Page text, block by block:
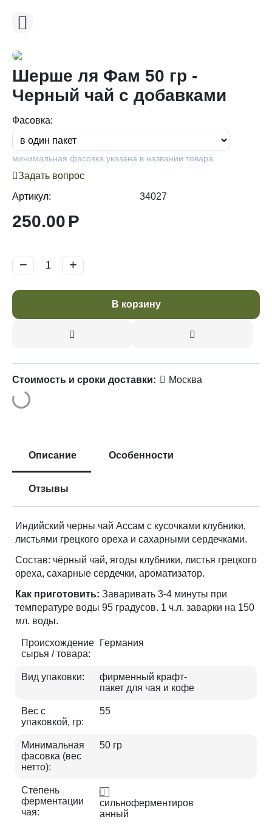
Шерше ля Фам 50 гр -
Черный чай с добавками
Фасовка:
минимальная фасовка указана в названии товара
Задать вопрос
Артикул:
34027
250.00Р
+
−
В корзину
Стоимость и сроки доставки: Москва
Описание Особенности
Отзывы
Индийский черны чай Ассам с кусочками клубники,
листьями грецкого ореха и сахарными сердечками.
Состав: чёрный чай, ягоды клубники, листья грецкого
ореха, сахарные сердечки, ароматизатор.
Как приготовить: Заваривать 3-4 минуты при
температуре воды 95 градусов. 1 ч.л. заварки на 150
мл. воды.
Происхождение
сырья / товара:
Германия
Вид упаковки:
фирменный крафт-
пакет для чая и кофе
Вес с
упаковкой, гр:
55
Минимальная
фасовка (вес
нетто):
50 гр
Степень
ферментации
чая:
сильноферментиров
анный